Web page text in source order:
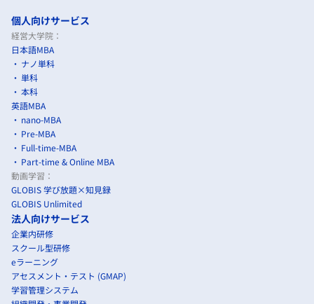
個人向けサービス
経営大学院：
日本語MBA
ナノ単科
単科
本科
英語MBA
nano-MBA
Pre-MBA
Full-time-MBA
Part-time & Online MBA
動画学習：
GLOBIS 学び放題×知見録
GLOBIS Unlimited
法人向けサービス
企業内研修
スクール型研修
eラーニング
アセスメント・テスト (GMAP)
学習管理システム